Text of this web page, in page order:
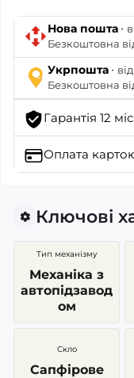
Нова пошта ·
Безкоштовна
Укрпошта ·
Безкоштовна
Гарантія 12
Оплата
Ключові
Тип механізму
Механіка з
автопідзавод
ом
Скло
Сапфірове